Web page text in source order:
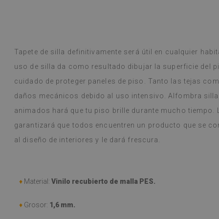
Tapete de silla definitivamente será útil en cualquier
uso de silla da como resultado dibujar la superficie del
cuidado de proteger paneles de piso. Tanto las tejas
daños mecánicos debido al uso intensivo. Alfombra
animados hará que tu piso brille durante mucho tiempo.
garantizará que todos encuentren un producto que se
al diseño de interiores y le dará frescura.
♦ Material: Vinilo recubierto de malla PES.
♦ Grosor: 1,6 mm.
Baldosas de
variedad de
llegó en una
estaba bien
sencilla,
me sorprende
hacer tan buen
Leer más
Beatrycze
hace 1